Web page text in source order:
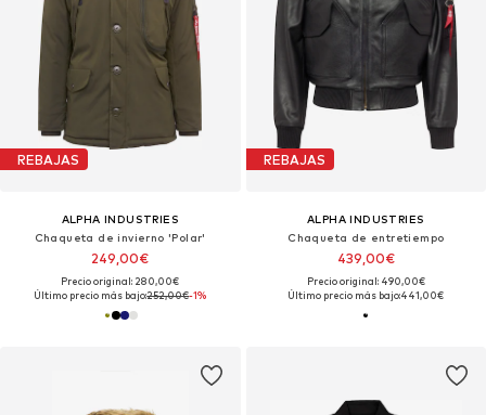
REBAJAS
ALPHA INDUSTRIES
Chaqueta de invierno 'Polar'
249,00€
Precio original: 280,00€
Último precio más bajo:252,00€-1%
REBAJAS
ALPHA INDUSTRIES
Chaqueta de entretiempo
439,00€
Precio original: 490,00€
Último precio más bajo:441,00€